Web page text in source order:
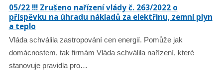
05/22 !!! Zrušeno nařízení vlády č. 263/2022 o
příspěvku na úhradu nákladů za elektřinu, zemní plyn
a teplo
Vláda schválila zastropování cen energií. Pomůže jak
domácnostem, tak firmám Vláda schválila nařízení, které
stanovuje pravidla pro…